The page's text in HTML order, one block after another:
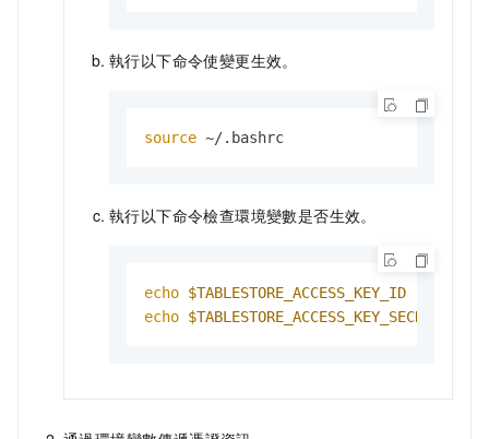
執行以下命令使變更生效。
source ~/.bashrc
執行以下命令檢查環境變數是否生效。
echo $TABLESTORE_ACCESS_KEY_ID
echo $TABLESTORE_ACCESS_KEY_SECRET